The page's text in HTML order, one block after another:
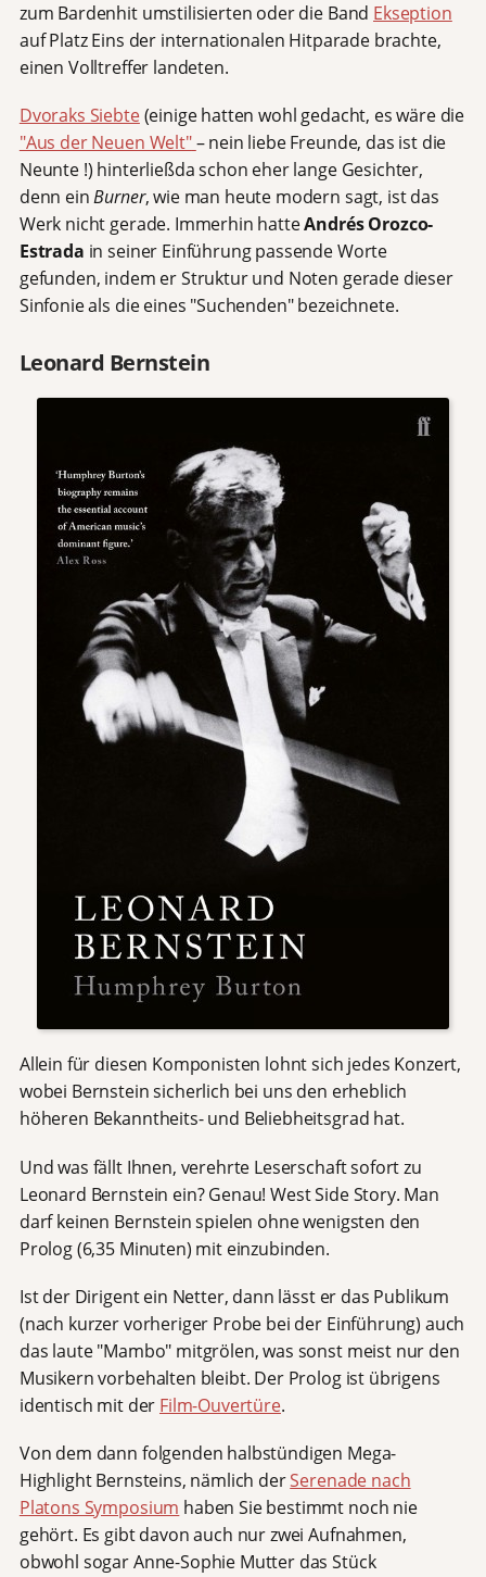
zum Bardenhit umstilisierten oder die Band Ekseption
auf Platz Eins der internationalen Hitparade brachte,
einen Volltreffer landeten.
Dvoraks Siebte(einige hatten wohl gedacht, es wäre die
"Aus der Neuen Welt"– nein liebe Freunde, das ist die
Neunte !) hinterließda schon eher lange Gesichter,
denn einBurner, wie man heute modern sagt, ist das
Werk nicht gerade. Immerhin hatteAndrés Orozco-
Estrada in seiner Einführung passende Worte
gefunden, indem er Struktur und Noten gerade dieser
Sinfonie als die eines "Suchenden" bezeichnete.
Leonard Bernstein
Allein für diesen Komponisten lohnt sich jedes Konzert,
wobei Bernstein sicherlich bei uns den erheblich
höheren Bekanntheits- und Beliebheitsgrad hat.
Und was fällt Ihnen, verehrte Leserschaft sofort zu
Leonard Bernstein ein? Genau! West Side Story. Man
darf keinen Bernstein spielen ohne wenigsten den
Prolog (6,35 Minuten) mit einzubinden.
Ist der Dirigent ein Netter, dann lässt er das Publikum
(nach kurzer vorheriger Probe bei der Einführung) auch
das laute "Mambo" mitgrölen, was sonst meist nur den
Musikern vorbehalten bleibt. Der Prolog ist übrigens
identisch mit der Film-Ouvertüre.
Von dem dann folgenden halbstündigen Mega-
Highlight Bernsteins, nämlich derSerenade nach
Platons Symposium haben Sie bestimmt noch nie
gehört. Es gibt davon auch nur zwei Aufnahmen,
obwohl sogar Anne-Sophie Mutter das Stück